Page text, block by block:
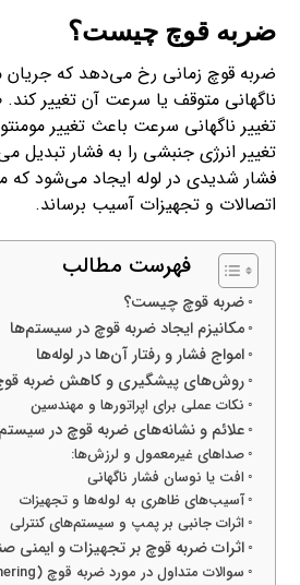
ضربه قوچ چیست؟
ضربه قوچ زمانی رخ می‌دهد که جریان
ناگهانی متوقف یا سرعت آن تغییر کند.
تغییر ناگهانی سرعت باعث تغییر
تغییر انرژی جنبشی را به فشار تبدیل
فشار شدیدی در لوله ایجاد می‌شود که
اتصالات و تجهیزات آسیب برساند.
فهرست مطالب
ضربه قوچ چیست؟
مکانیزم ایجاد ضربه قوچ در سیستم‌ها
امواج فشار و رفتار آن‌ها در لوله‌ها
روش‌های پیشگیری و کاهش ضربه
نکات عملی برای اپراتورها و مهندسین
علائم و نشانه‌های ضربه قوچ در
صداهای غیرمعمول و لرزش‌ها:
افت یا نوسان فشار ناگهانی
آسیب‌های ظاهری به لوله‌ها و تجهیزات
اثرات جانبی بر پمپ و سیستم‌های کنترلی
اثرات ضربه قوچ بر تجهیزات و ایمنی
سوالات متداول در مورد ضربه قوچ (Water Hammering)